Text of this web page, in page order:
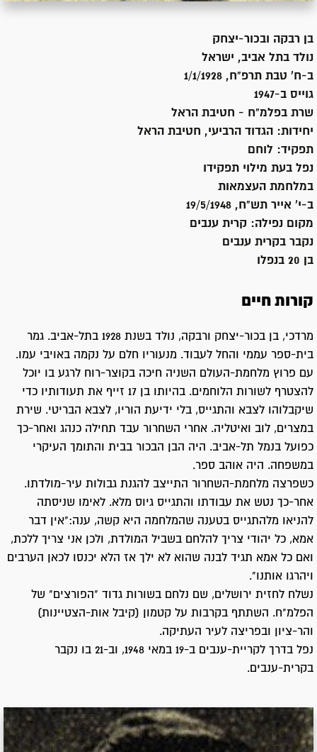
בן
רבקה ובכור-יצחק
נולד בתל אביב, ישראל
ב-ח' טבת תרפ"ח, 1/1/1928
גוייס ב-1947
שרת בפלמ"ח - חטיבת הראל
יחידות:
הגדוד הרביעי, חטיבת הראל
תפקיד: לוחם
נפל בעת מילוי תפקידו
במלחמת העצמאות
ב-י' אייר תש"ח, 19/5/1948
מקום נפילה: קרית ענבים
נקבר בקרית ענבים
בן 20 בנפלו
קורות חיים
מרדכי, בן בכור-יצחק ורבקה, נולד בשנת 1928 בתל-אביב. גמר
בית-ספר עממי והחל לעבוד. מנעוריו חלם על נקמה באויבי עמו.
עם פרוץ מלחמת-העולם השניה חיכה בקוצר-רוח לרגע בו יוכל
להצטרף לשורות הלוחמים. בהיותו בן 17 זייף את תעודותיו כדי
שיקבלוהו לצבא והתגייס, בלי ידיעת הוריו, לצבא הבריטי. שירת
במצרים, לוב ואיטליה. אחרי השחרור עבד תחילה כנהג ואחר-כך
כפועל בנמל תל-אביב. היה הבן הבכור בבית והתומך העיקרי
במשפחה. היה אוהב ספר.
כשפרצה מלחמת-השחרור התייצב להגנת גבולות עיר-מולדתו.
אחר-כך נטש את עבודתו והתגייס גיוס מלא. לאימו שניסתה
להניאו מלהתגייס בטענה שהמלחמה היא קשה, ענה:"אין דבר
אמא, כל יהודי צריך להלחם בשביל המולדת, ולכן אני צריך ללכת,
ואם כל אמא תגיד לבנה שהוא לא ילך אז הלא יכנסו לכאן הערבים
ויהרגו אותנו".
נשלח לחזית ירושלים, שם נלחם בשורות גדוד "הפורצים" של
הפלמ"ח. השתתף בקרבות על קטמון (קיבל אות-הצטיינות)
והר-ציון ובפריצה לעיר העתיקה.
נפל בדרך לקריית-ענבים ב-19 במאי 1948, וב-21 בו נקבר
בקרית-ענבים.